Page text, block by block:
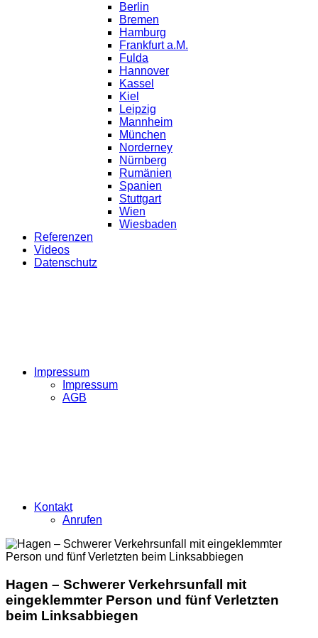
Berlin
Bremen
Hamburg
Frankfurt a.M.
Fulda
Hannover
Kassel
Kiel
Leipzig
Mannheim
München
Norderney
Nürnberg
Rumänien
Spanien
Stuttgart
Wien
Wiesbaden
Referenzen
Videos
Datenschutz
Impressum
Impressum
AGB
Kontakt
Anrufen
Hagen – Schwerer Verkehrsunfall mit
eingeklemmter Person und fünf Verletzten
beim Linksabbiegen